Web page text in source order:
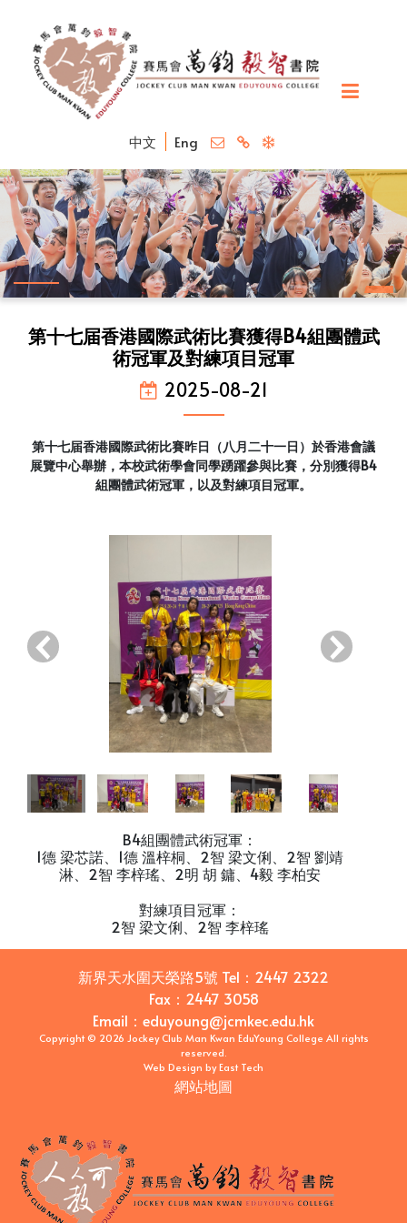
中文 Eng
第十七届香港國際武術比賽獲得B4組團體武
術冠軍及對練項目冠軍
2025-08-21
第十七届香港國際武術比賽昨日（八月二十一日）於香港會議
展覽中心舉辦，本校武術學會同學踴躍參與比賽，分別獲得B4
組團體武術冠軍，以及對練項目冠軍。
‹ ›
B4組團體武術冠軍：
1德 梁芯諾、1德 溫梓桐、2智 梁文俐、2智 劉靖
淋、2智 李梓瑤、2明 胡 鏞、4毅 李柏安
對練項目冠軍：
2智 梁文俐、2智 李梓瑤
新界天水圍天榮路5號 Tel： 2447 2322
Fax： 2447 3058
Email ： eduyoung@jcmkec.edu.hk
Copyright © 2026 Jockey Club Man Kwan EduYoung College All rights
reserved.
Web Design byEast Tech
網站地圖